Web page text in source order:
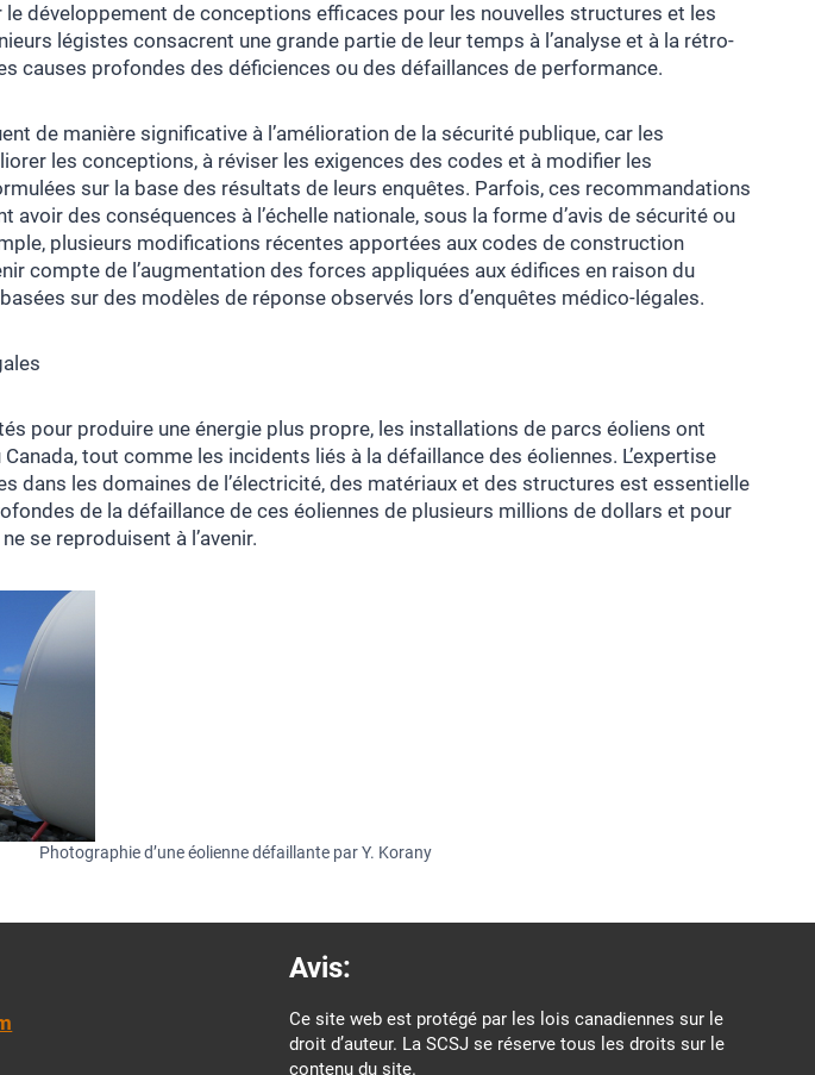
le développement de conceptions efficaces pour les nouvelles structures et les
légistes consacrent une grande partie de leur temps à l’analyse et à la rétro-
causes profondes des déficiences ou des défaillances de performance.
de manière significative à l’amélioration de la sécurité publique, car les
les conceptions, à réviser les exigences des codes et à modifier les
sur la base des résultats de leurs enquêtes. Parfois, ces recommandations
avoir des conséquences à l’échelle nationale, sous la forme d’avis de sécurité ou
plusieurs modifications récentes apportées aux codes de construction
compte de l’augmentation des forces appliquées aux édifices en raison du
sur des modèles de réponse observés lors d’enquêtes médico-légales.
pour produire une énergie plus propre, les installations de parcs éoliens ont
tout comme les incidents liés à la défaillance des éoliennes. L’expertise
dans les domaines de l’électricité, des matériaux et des structures est essentielle
de la défaillance de ces éoliennes de plusieurs millions de dollars et pour
se reproduisent à l’avenir.
Photographie d’une éolienne défaillante par Y. Korany
Avis:
Ce site web est protégé par les lois canadiennes sur le
droit d’auteur. La SCSJ se réserve tous les droits sur le
contenu du site.